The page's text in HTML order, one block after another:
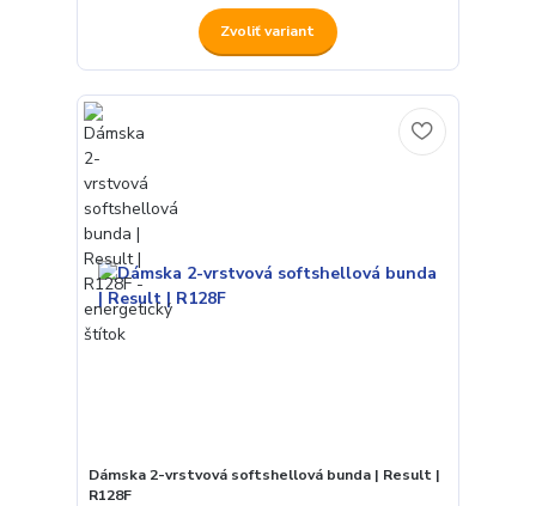
Zvoliť variant
Dámska 2-vrstvová softshellová bunda | Result |
R128F